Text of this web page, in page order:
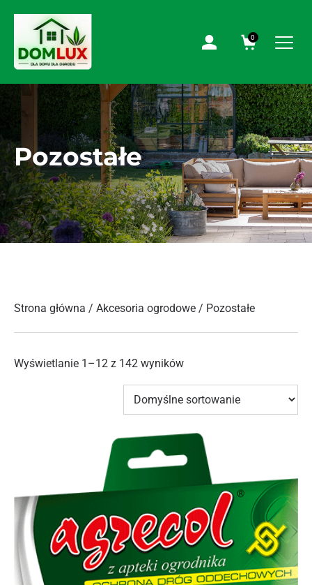
0
Pozostałe
Strona główna / Akcesoria ogrodowe / Pozostałe
Wyświetlanie 1–12 z 142 wyników